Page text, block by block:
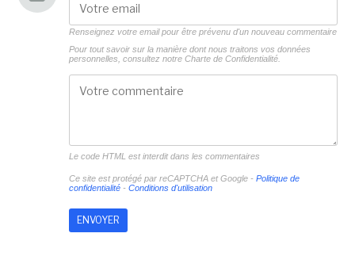
Renseignez votre email pour être prévenu d'un nouveau commentaire
Pour tout savoir sur la manière dont nous traitons vos données
personnelles, consultez notre Charte de Confidentialité.
Le code HTML est interdit dans les commentaires
Ce site est protégé par reCAPTCHA et Google - Politique de
confidentialité- Conditions d'utilisation